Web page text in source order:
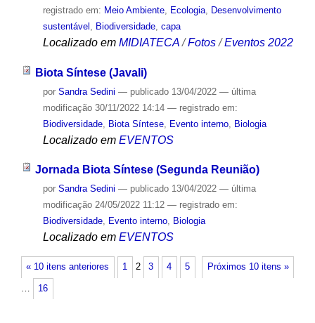
registrado em: Meio Ambiente, Ecologia,
Desenvolvimento
sustentável
Biodiversidade, capa
Localizado em MIDIATECA /Fotos /Eventos 2022
Biota Síntese (Javali)
por Sandra Sedini — publicado13/04/2022 — última
modificação30/11/2022 14:14 — registrado em:
Biodiversidade, Biota Síntese, Evento interno, Biologia
Localizado em EVENTOS
Jornada Biota Síntese (Segunda Reunião)
por Sandra Sedini — publicado13/04/2022 — última
modificação24/05/2022 11:12 — registrado em:
Biodiversidade, Evento interno, Biologia
Localizado em EVENTOS
« 10 itens anteriores Próximos 10 itens »
1 2 3 4 5
… 16